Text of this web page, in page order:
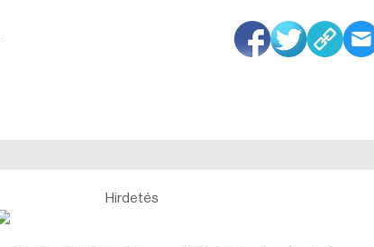
Hirdetés